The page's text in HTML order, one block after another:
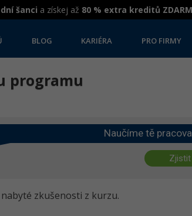
šanci a získej až 80 % extra kreditů
BLOG KARIÉRA PRO FIRMY
programu
Naučíme tě
Zjistit
zkušenosti z kurzu.